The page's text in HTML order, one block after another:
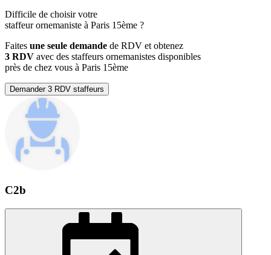
Difficile de choisir votre
staffeur ornemaniste à Paris 15ème ?
Faites une seule demande de RDV et obtenez
3 RDV avec des staffeurs ornemanistes disponibles
près de chez vous à Paris 15ème
Demander 3 RDV staffeurs
C2b